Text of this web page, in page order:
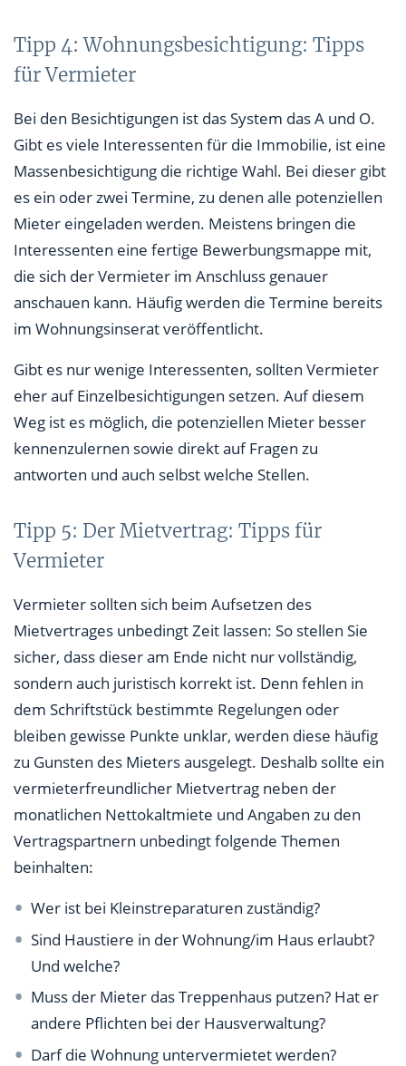
Tipp 4: Wohnungsbesichtigung: Tipps
für Vermieter
Bei den Besichtigungen ist das System das A und O.
Gibt es viele Interessenten für die Immobilie, ist eine
Massenbesichtigung die richtige Wahl. Bei dieser gibt
es ein oder zwei Termine, zu denen alle potenziellen
Mieter eingeladen werden. Meistens bringen die
Interessenten eine fertige Bewerbungsmappe mit,
die sich der Vermieter im Anschluss genauer
anschauen kann. Häufig werden die Termine bereits
im Wohnungsinserat veröffentlicht.
Gibt es nur wenige Interessenten, sollten Vermieter
eher auf Einzelbesichtigungen setzen. Auf diesem
Weg ist es möglich, die potenziellen Mieter besser
kennenzulernen sowie direkt auf Fragen zu
antworten und auch selbst welche Stellen.
Tipp 5: Der Mietvertrag: Tipps für
Vermieter
Vermieter sollten sich beim Aufsetzen des
Mietvertrages unbedingt Zeit lassen: So stellen Sie
sicher, dass dieser am Ende nicht nur vollständig,
sondern auch juristisch korrekt ist. Denn fehlen in
dem Schriftstück bestimmte Regelungen oder
bleiben gewisse Punkte unklar, werden diese häufig
zu Gunsten des Mieters ausgelegt. Deshalb sollte ein
vermieterfreundlicher Mietvertrag neben der
monatlichen Nettokaltmiete und Angaben zu den
Vertragspartnern unbedingt folgende Themen
beinhalten:
Wer ist bei Kleinstreparaturen zuständig?
Sind Haustiere in der Wohnung/im Haus erlaubt?
Und welche?
Muss der Mieter das Treppenhaus putzen? Hat er
andere Pflichten bei der Hausverwaltung?
Darf die Wohnung untervermietet werden?